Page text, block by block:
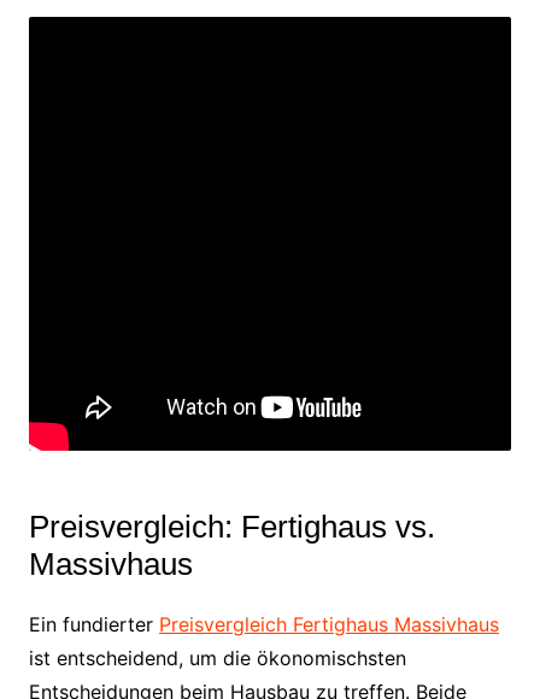
Preisvergleich: Fertighaus vs.
Massivhaus
Ein fundierter Preisvergleich Fertighaus Massivhaus
ist entscheidend, um die ökonomischsten
Entscheidungen beim Hausbau zu treffen. Beide